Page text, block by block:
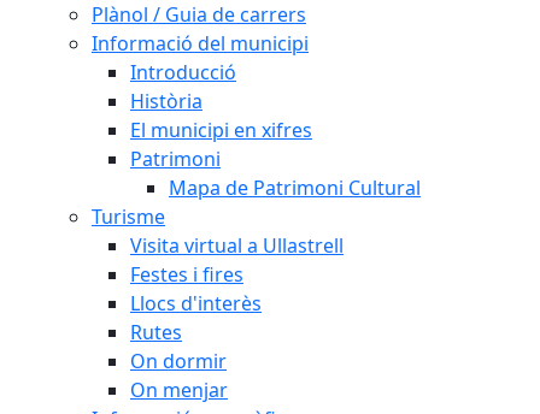
Plànol / Guia de carrers
Informació del municipi
Introducció
Història
El municipi en xifres
Patrimoni
Mapa de Patrimoni Cultural
Turisme
Visita virtual a Ullastrell
Festes i fires
Llocs d'interès
Rutes
On dormir
On menjar